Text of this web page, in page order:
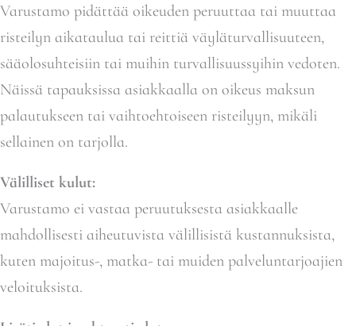
Varustamo pidättää oikeuden peruuttaa tai muuttaa
risteilyn aikataulua tai reittiä väyläturvallisuuteen,
sääolosuhteisiin tai muihin turvallisuussyihin vedoten.
Näissä tapauksissa asiakkaalla on oikeus maksun
palautukseen tai vaihtoehtoiseen risteilyyn, mikäli
sellainen on tarjolla.
Välilliset kulut:
Varustamo ei vastaa peruutuksesta asiakkaalle
mahdollisesti aiheutuvista välillisistä kustannuksista,
kuten majoitus-, matka- tai muiden palveluntarjoajien
veloituksista.